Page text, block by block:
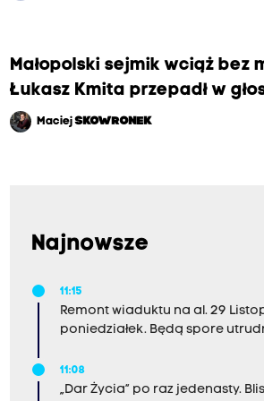
Małopolski sejmik wciąż bez
Łukasz Kmita przepadł w
MaciejSKOWRONEK
Najnowsze
11:15
Remont wiaduktu na al. 29
poniedziałek. Będą spore
11:08
„Dar Życia” po raz jedenasty.